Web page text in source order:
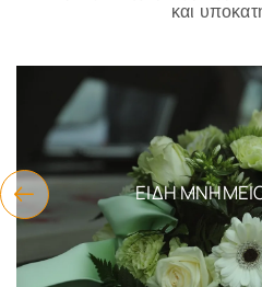
ΜΕΝΤΑΓΙΌΝ ΧΡΥΣΌ
ΣΤΑΥΡΌΣ ΣΑΤΙΝΈ 27X20MM
ΔΊΧΡΩΜΟΣ K14
Κωδικός:t-805100274
646.11